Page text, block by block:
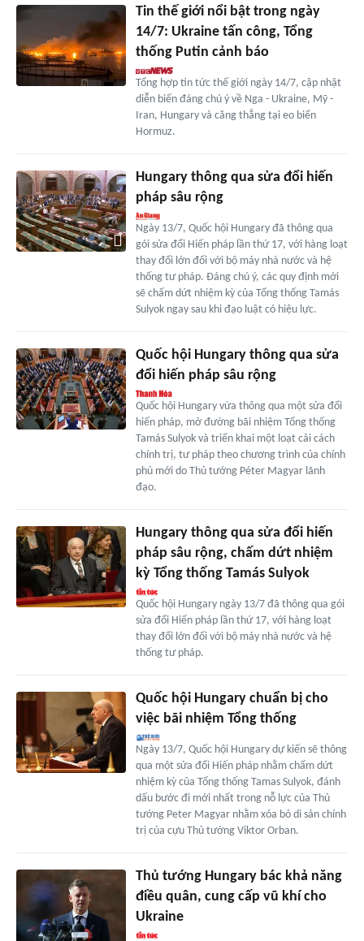
Tin thế giới nổi bật trong ngày
14/7: Ukraine tấn công, Tổng
thống Putin cảnh báo
Tổng hợp tin tức thế giới ngày 14/7, cập nhật
diễn biến đáng chú ý về Nga - Ukraine, Mỹ -
Iran, Hungary và căng thẳng tại eo biển
Hormuz.
Hungary thông qua sửa đổi hiến
pháp sâu rộng
Ngày 13/7, Quốc hội Hungary đã thông qua
gói sửa đổi Hiến pháp lần thứ 17, với hàng loạt
thay đổi lớn đối với bộ máy nhà nước và hệ
thống tư pháp. Đáng chú ý, các quy định mới
sẽ chấm dứt nhiệm kỳ của Tổng thống Tamás
Sulyok ngay sau khi đạo luật có hiệu lực.
Quốc hội Hungary thông qua sửa
đổi hiến pháp sâu rộng
Quốc hội Hungary vừa thông qua một sửa đổi
hiến pháp, mở đường bãi nhiệm Tổng thống
Tamás Sulyok và triển khai một loạt cải cách
chính trị, tư pháp theo chương trình của chính
phủ mới do Thủ tướng Péter Magyar lãnh
đạo.
Hungary thông qua sửa đổi hiến
pháp sâu rộng, chấm dứt nhiệm
kỳ Tổng thống Tamás Sulyok
Quốc hội Hungary ngày 13/7 đã thông qua gói
sửa đổi Hiến pháp lần thứ 17, với hàng loạt
thay đổi lớn đối với bộ máy nhà nước và hệ
thống tư pháp.
Quốc hội Hungary chuẩn bị cho
việc bãi nhiệm Tổng thống
Ngày 13/7, Quốc hội Hungary dự kiến sẽ thông
qua một sửa đổi Hiến pháp nhằm chấm dứt
nhiệm kỳ của Tổng thống Tamas Sulyok, đánh
dấu bước đi mới nhất trong nỗ lực của Thủ
tướng Peter Magyar nhằm xóa bỏ di sản chính
trị của cựu Thủ tướng Viktor Orban.
Thủ tướng Hungary bác khả năng
điều quân, cung cấp vũ khí cho
Ukraine